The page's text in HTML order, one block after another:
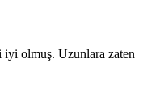
iyi olmuş. Uzunlara zaten